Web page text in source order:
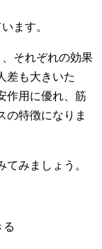
ます。
それぞれの効果
差も大きいた
作用に優れ、筋
の特徴になりま
みましょう。
る